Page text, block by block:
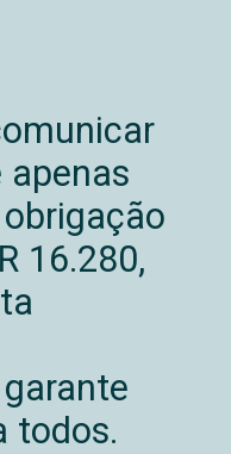
apenas
16.280,
todos.